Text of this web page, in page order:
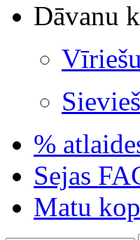
Dāvanu
Vīriešu
%
Sejas
Matu